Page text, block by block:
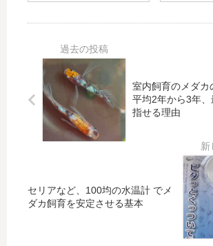
い
ダ
育
本
可
能
の
本
と
性
室内飼育のメダカ
平均2年から3年、
指せる理由
セリアなど、100均の水温計 でメ
ダカ飼育を安定させる基本